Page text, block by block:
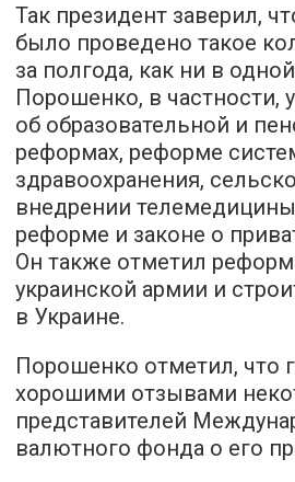
Так президент заверил,
было проведено такое
за полгода, как ни в
Порошенко, в частности,
об образовательной и
реформах, реформе
здравоохранения,
внедрении
реформе и законе о
Он также отметил
украинской армии и
в Украине.
Порошенко отметил, что
хорошими отзывами
представителей
валютного фонда о его